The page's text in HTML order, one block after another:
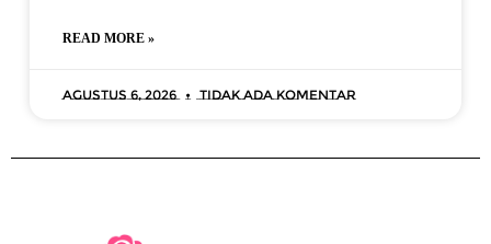
READ MORE »
Agustus 6, 2026 Tidak ada komentar